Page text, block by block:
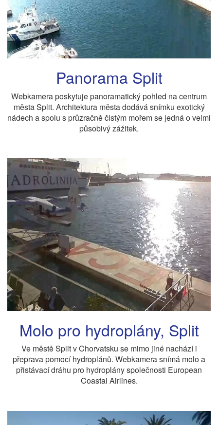
Panorama Split
Webkamera poskytuje panoramatický pohled na centrum
města Split. Architektura města dodává snímku exotický
nádech a spolu s průzračně čistým mořem se jedná o velmi
působivý zážitek.
Molo pro hydroplány, Split
Ve městě Split v Chorvatsku se mimo jiné nachází i
přeprava pomocí hydroplánů. Webkamera snímá molo a
přistávací dráhu pro hydroplány společnosti European
Coastal Airlines.